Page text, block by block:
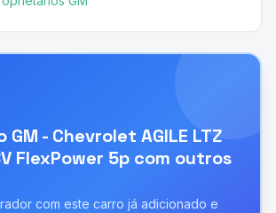
GM - Chevrolet AGILE LTZ
FlexPower 5p com outros
com este carro já adicionado e